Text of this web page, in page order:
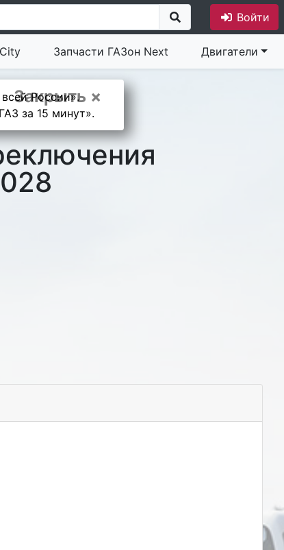
Войти
Запчасти ГАЗон Next Двигатели
Закрыть ×
России».
за 15 минут».